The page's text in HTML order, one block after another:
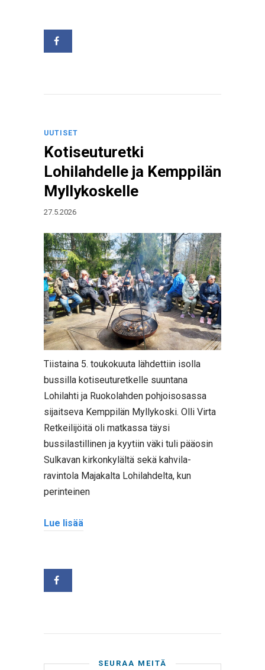
UUTISET
Kotiseuturetki
Lohilahdelle ja Kemppilän
Myllykoskelle
27.5.2026
Tiistaina 5. toukokuuta lähdettiin isolla
bussilla kotiseuturetkelle suuntana
Lohilahti ja Ruokolahden pohjoisosassa
sijaitseva Kemppilän Myllykoski. Olli Virta
Retkeilijöitä oli matkassa täysi
bussilastillinen ja kyytiin väki tuli pääosin
Sulkavan kirkonkylältä sekä kahvila-
ravintola Majakalta Lohilahdelta, kun
perinteinen
Lue lisää
SEURAA MEITÄ